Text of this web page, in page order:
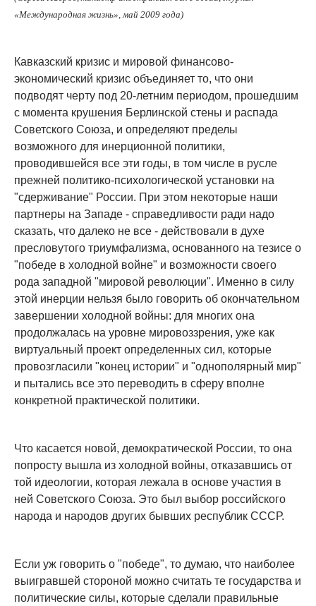
«Международная жизнь», май 2009 года)
Кавказский кризис и мировой финансово-
экономический кризис объединяет то, что они
подводят черту под 20-летним периодом, прошедшим
с момента крушения Берлинской стены и распада
Советского Союза, и определяют пределы
возможного для инерционной политики,
проводившейся все эти годы, в том числе в русле
прежней политико-психологической установки на
"сдерживание" России. При этом некоторые наши
партнеры на Западе - справедливости ради надо
сказать, что далеко не все - действовали в духе
пресловутого триумфализма, основанного на тезисе о
"победе в холодной войне" и возможности своего
рода западной "мировой революции". Именно в силу
этой инерции нельзя было говорить об окончательном
завершении холодной войны: для многих она
продолжалась на уровне мировоззрения, уже как
виртуальный проект определенных сил, которые
провозгласили "конец истории" и "однополярный мир"
и пытались все это переводить в сферу вполне
конкретной практической политики.
Что касается новой, демократической России, то она
попросту вышла из холодной войны, отказавшись от
той идеологии, которая лежала в основе участия в
ней Советского Союза. Это был выбор российского
народа и народов других бывших республик СССР.
Если уж говорить о "победе", то думаю, что наиболее
выигравшей стороной можно считать те государства и
политические силы, которые сделали правильные